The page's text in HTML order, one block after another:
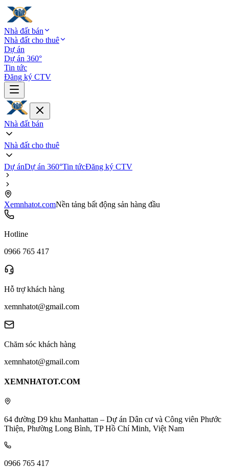
Nhà đất bán
Nhà đất cho thuê
Dự án
Dự án 360°
Tin tức
Đăng ký CTV
Nhà đất bán
Nhà đất cho thuê
Dự ánDự án 360°Tin tứcĐăng ký CTV
Xemnhatot.comNền tảng bất động sản hàng đầu
Hotline
0966 765 417
Hỗ trợ khách hàng
xemnhatot@gmail.com
Chăm sóc khách hàng
xemnhatot@gmail.com
XEMNHATOT.COM
64 đường D9 khu Manhattan – Dự án Dân cư và Công viên Phước
Thiện, Phường Long Bình, TP Hồ Chí Minh, Việt Nam
0966 765 417